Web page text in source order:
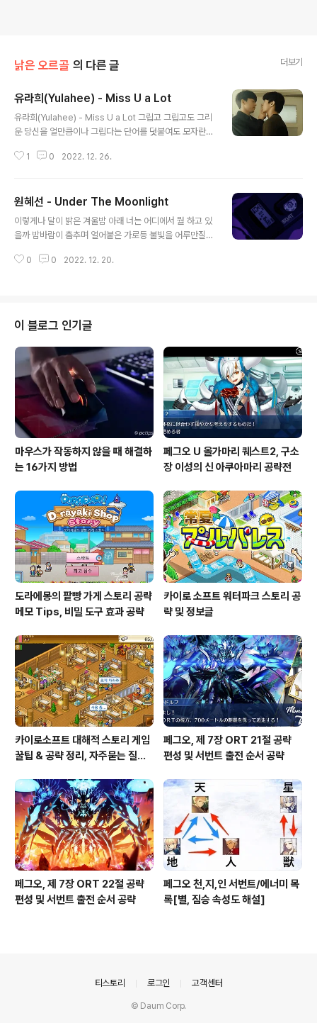
낡은 오르골 의 다른 글 더보기
유라희(Yulahee) - Miss U a Lot
유라희(Yulahee) - Miss U a Lot 그립고 그립고도 그리
운 당신을 얼만큼이나 그립다는 단어를 덧붙여도 모자란
당신을 누가 나에게서 지워낼 수 있을까요. 괴로움보다는
1 0 2022. 12. 26.
원혜선 - Under The Moonlight
이렇게나 달이 밝은 겨울밤 아래 너는 어디에서 뭘 하고 있
을까 밤바람이 춤추며 얼어붙은 가로등 불빛을 어루만질때
걸쳐졌다 내 손은 이미 차갑게 얼어버렸지만 아직 가슴의
0 0 2022. 12. 20.
이 블로그 인기글
마우스가 작동하지 않을 때 해결하
는 16가지 방법
페그오 U 올가마리 퀘스트2, 구소
장 이성의 신 아쿠아마리 공략전
도라에몽의 팥빵 가게 스토리 공략
메모 Tips, 비밀 도구 효과 공략
카이로 소프트 워터파크 스토리 공
략 및 정보글
카이로소프트 대해적 스토리 게임
꿀팁 & 공략 정리, 자주묻는 질문
페그오, 제 7장 ORT 21절 공략
편성 및 서번트 출전 순서 공략
페그오, 제 7장 ORT 22절 공략
편성 및 서번트 출전 순서 공략
페그오 천,지,인 서번트/에너미 목
록[별, 짐승 속성도 해설]
티스토리 로그인 고객센터
© Daum Corp.